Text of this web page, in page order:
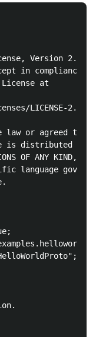
Version 2.0
in compliance
at
LICENSE-2.0
law or agreed to
distributed on
OF ANY
language